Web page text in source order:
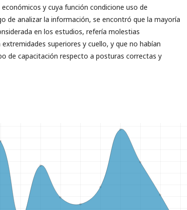
y cuya función condicione uso de
de analizar la información, se encontró que la mayoría
en los estudios, refería molestias
superiores y cuello, y que no habían
de capacitación respecto a posturas correctas y